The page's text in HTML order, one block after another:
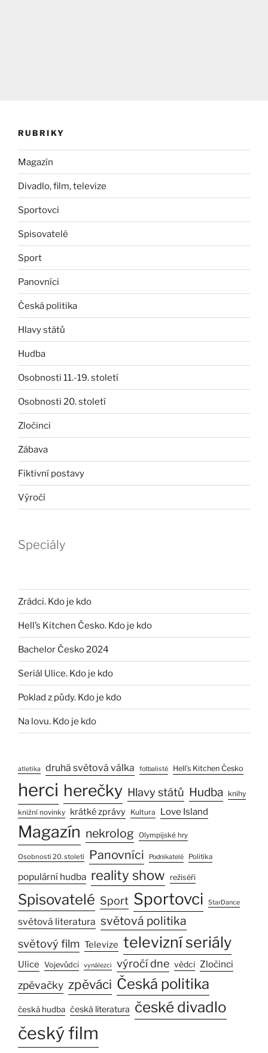
RUBRIKY
Magazín
Divadlo, film, televize
Sportovci
Spisovatelé
Sport
Panovníci
Česká politika
Hlavy států
Hudba
Osobnosti 11.-19. století
Osobnosti 20. století
Zločinci
Zábava
Fiktivní postavy
Výročí
Speciály
Zrádci. Kdo je kdo
Hell’s Kitchen Česko. Kdo je kdo
Bachelor Česko 2024
Seriál Ulice. Kdo je kdo
Poklad z půdy. Kdo je kdo
Na lovu. Kdo je kdo
atletika druhá světová válka fotbalisté Hell’s Kitchen Česko
herci herečky Hlavy států Hudba knihy
knižní novinky krátké zprávy Kultura Love Island
Magazín nekrolog Olympijské hry
Osobnosti 20. století Panovníci Podnikatelé Politika
populární hudba reality show režiséři
Spisovatelé Sport Sportovci StarDance
světová literatura světová politika
světový film Televize televizní seriály
Ulice Vojevůdci vynálezci výročí dne vědci Zločinci
zpěvačky zpěváci Česká politika
česká hudba česká literatura české divadlo
český film